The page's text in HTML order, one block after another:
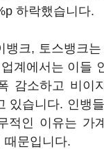
하락했습니다.
뱅크, 토스뱅크
계에서는 이들
감소하고 비이
있습니다. 인뱅
적인 이유는 가
때문입니다.